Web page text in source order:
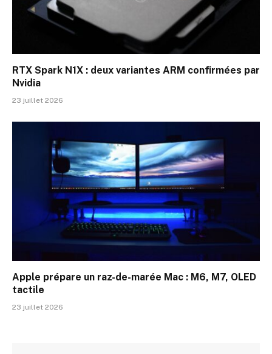
RTX Spark N1X : deux variantes ARM confirmées par
Nvidia
23 juillet 2026
Apple prépare un raz-de-marée Mac : M6, M7, OLED
tactile
23 juillet 2026